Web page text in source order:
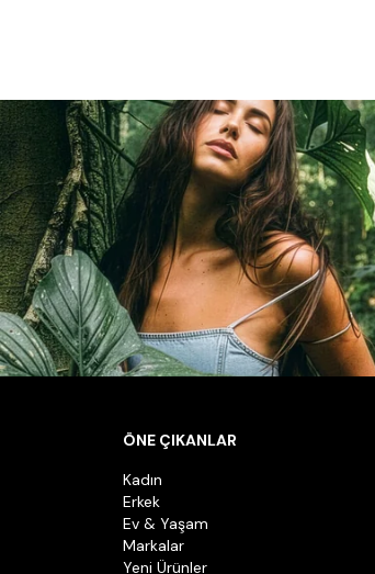
ÖNE ÇIKANLAR
Kadın
Erkek
Ev & Yaşam
Markalar
Yeni Ürünler